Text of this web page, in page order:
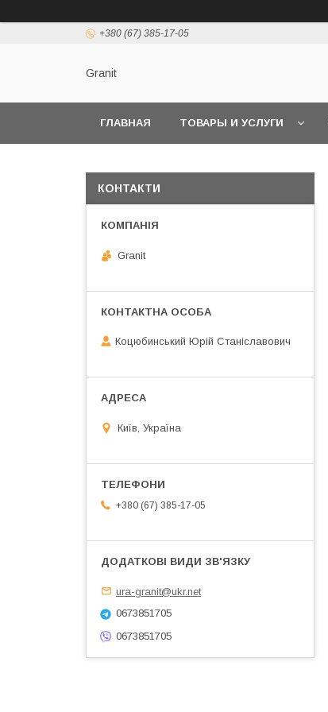
+380 (67) 385-17-05
Granit
ГЛАВНАЯ ТОВАРЫ И УСЛУГИ
КОНТАКТИ
Granit
Коцюбинський Юрій Станіславович
Київ, Україна
+380 (67) 385-17-05
ura-granit@ukr.net
0673851705
0673851705